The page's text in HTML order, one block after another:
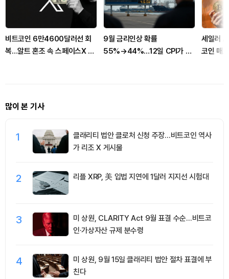
비트코인 6만4600달러선 회
복…알트 혼조 속 스페이스X 보
9월 금리인상 확률
55%→44%…12일 CPI가 시
세일러
코인 매
많이 본 기사
1
클래리티 법안 클로처 신청 주장…비트코인 역사
가 리조 X 게시물
2 리플 XRP, 美 입법 지연에 1달러 지지선 시험대
3
미 상원, CLARITY Act 9월 표결 수순…비트코
인·가상자산 규제 분수령
4
미 상원, 9월 15일 클래리티 법안 절차 표결에 부
친다